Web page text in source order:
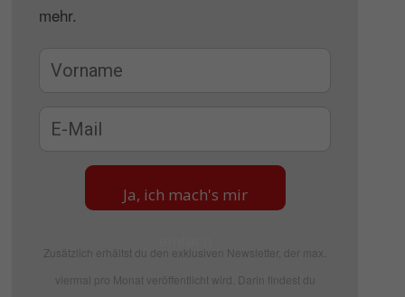
mehr.
Ja, ich mach's mir
Zusätzlich erhältst du den exklusiven Newsletter, der max.
viermal pro Monat veröffentlicht wird. Darin findest du